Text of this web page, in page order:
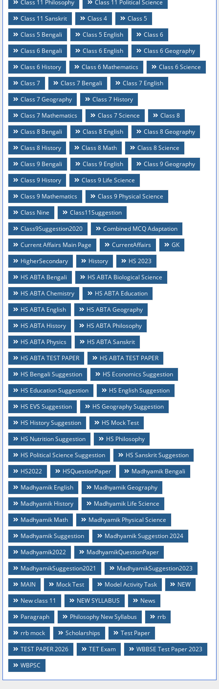
Class 11 Philosophy
Class 11 Political Science
Class 11 Sanskrit
Class 4
Class 5
Class 5 Bengali
Class 5 English
Class 6
Class 6 Bengali
Class 6 English
Class 6 Geography
Class 6 History
Class 6 Mathematics
Class 6 Science
Class 7
Class 7 Bengali
Class 7 English
Class 7 Geography
Class 7 History
Class 7 Mathematics
Class 7 Science
Class 8
Class 8 Bengali
Class 8 English
Class 8 Geography
Class 8 History
Class 8 Math
Class 8 Science
Class 9 Bengali
Class 9 English
Class 9 Geography
Class 9 History
Class 9 Life Science
Class 9 Mathematics
Class 9 Physical Science
Class Nine
Class11Suggestion
Class9Suggestion2020
Combined MCQ Adaptation
Current Affairs Main Page
CurrentAffairs
GK
HigherSecondary
History
HS 2023
HS ABTA Bengali
HS ABTA Biological Science
HS ABTA Chemistry
HS ABTA Education
HS ABTA English
HS ABTA Geography
HS ABTA History
HS ABTA Philosophy
HS ABTA Physics
HS ABTA Sanskrit
HS ABTA TEST PAPER
HS ABTA TEST PAPER
HS Bengali Suggestion
HS Economics Suggestion
HS Education Suggestion
HS English Suggestion
HS EVS Suggestion
HS Geography Suggestion
HS History Suggestion
HS Mock Test
HS Nutrition Suggestion
HS Philosophy
HS Political Science Suggestion
HS Sanskrit Suggestion
HS2022
HSQuestionPaper
Madhyamik Bengali
Madhyamik English
Madhyamik Geography
Madhyamik History
Madhyamik Life Science
Madhyamik Math
Madhyamik Physical Science
Madhyamik Suggestion
Madhyamik Suggestion 2024
Madhyamik2022
MadhyamikQuestionPaper
MadhyamikSuggestion2021
MadhyamikSuggestion2023
MAIN
Mock Test Model Activity Task
NEW
New class 11
NEW SYLLABUS
News
Paragraph
Philosophy New Syllabus
rrb
rrb mock
Scholarships
Test Paper
TEST PAPER 2026
TET Exam
WBBSE Test Paper 2023
WBPSC